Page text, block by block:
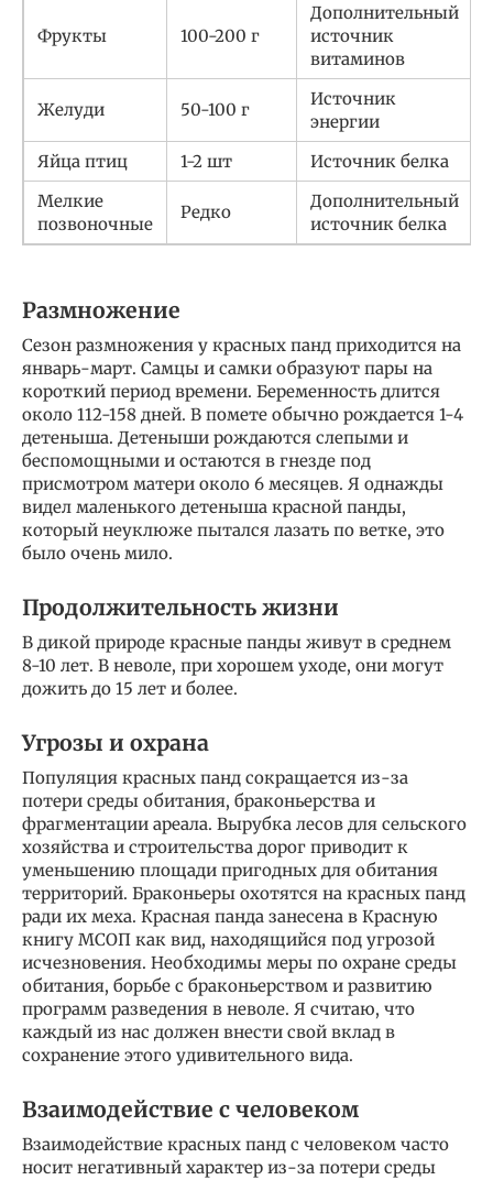
Фрукты 100-200 г
Дополнительный
источник
витаминов
Желуди 50-100 г
Источник
энергии
Яйца птиц
1-2 шт
Источник белка
Мелкие
позвоночные
Редко
Дополнительный
источник белка
Размножение
Сезон размножения у красных панд приходится на
январь-март. Самцы и самки образуют пары на
короткий период времени. Беременность длится
около 112-158 дней. В помете обычно рождается 1-4
детеныша. Детеныши рождаются слепыми и
беспомощными и остаются в гнезде под
присмотром матери около 6 месяцев. Я однажды
видел маленького детеныша красной панды,
который неуклюже пытался лазать по ветке, это
было очень мило.
Продолжительность жизни
В дикой природе красные панды живут в среднем
8-10 лет. В неволе, при хорошем уходе, они могут
дожить до 15 лет и более.
Угрозы и охрана
Популяция красных панд сокращается из-за
потери среды обитания, браконьерства и
фрагментации ареала. Вырубка лесов для сельского
хозяйства и строительства дорог приводит к
уменьшению площади пригодных для обитания
территорий. Браконьеры охотятся на красных панд
ради их меха. Красная панда занесена в Красную
книгу МСОП как вид, находящийся под угрозой
исчезновения. Необходимы меры по охране среды
обитания, борьбе с браконьерством и развитию
программ разведения в неволе. Я считаю, что
каждый из нас должен внести свой вклад в
сохранение этого удивительного вида.
Взаимодействие с человеком
Взаимодействие красных панд с человеком часто
носит негативный характер из-за потери среды